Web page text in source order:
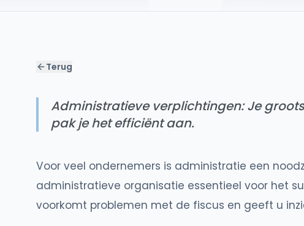
Terug
Administratieve verplichtingen: Je
pak je het efficiënt aan.
Voor veel ondernemers is administratie een
administratieve organisatie essentieel voor het
voorkomt problemen met de fiscus en geeft u